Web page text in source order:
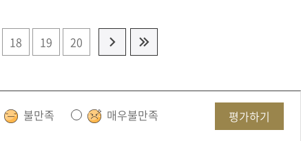
18 19 20
불만족 매우불만족 평가하기